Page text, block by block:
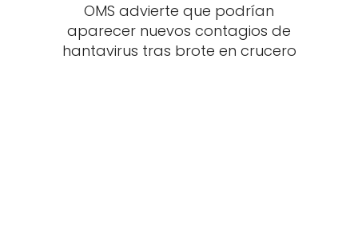
OMS advierte que podrían
aparecer nuevos contagios de
hantavirus tras brote en crucero